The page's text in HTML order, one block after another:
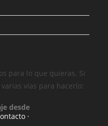
para lo que quieras. Si
vías para hacerlo:
desde
·